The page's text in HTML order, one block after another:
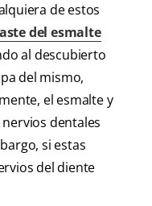
de estos
del esmalte
al descubierto
del mismo,
el esmalte y
dentales
si estas
del diente